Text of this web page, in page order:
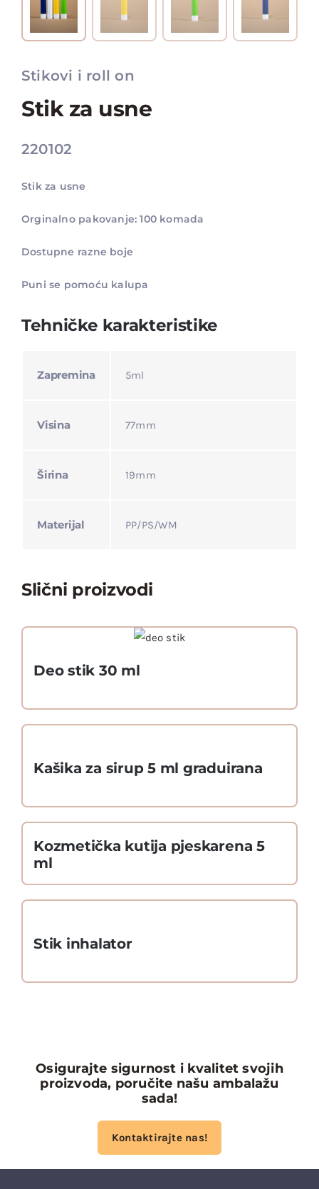
Stikovi i roll on
Stik za usne
220102
Stik za usne
Orginalno pakovanje: 100 komada
Dostupne razne boje
Puni se pomoću kalupa
Tehničke karakteristike
Zapremina 5ml
Visina 77mm
Širina 19mm
Materijal PP/PS/WM
Slični proizvodi
Deo stik 30 ml
Kašika za sirup 5 ml graduirana
Kozmetička kutija pjeskarena 5
ml
Stik inhalator
Osigurajte sigurnost i kvalitet svojih
proizvoda, poručite našu ambalažu
sada!
Kontaktirajte nas!